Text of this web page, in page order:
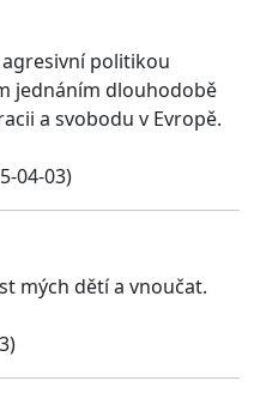
politikou
jednáním dlouhodobě
a svobodu v Evropě.
04-03)
mých dětí a vnoučat.